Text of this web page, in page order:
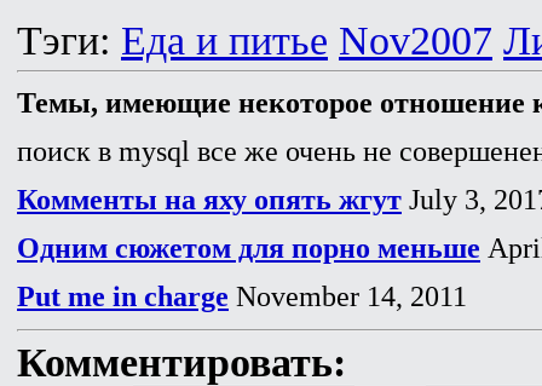
Тэги: Еда и питье Nov2007
Темы, имеющие некоторое отношение
поиск в mysql все же очень не
Комменты на яху опять жгут July 3,
Одним сюжетом для порно меньше
Put me in charge November 14, 2011
Комментировать: